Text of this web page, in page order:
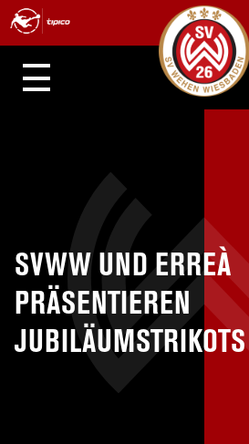
SVWW UND ERREÀ
PRÄSENTIEREN
JUBILÄUMSTRIKOTS